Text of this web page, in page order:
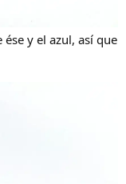
y el azul, así que